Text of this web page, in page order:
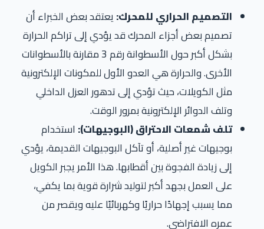
التصميم الحراري للمحرك:يعتقد بعض الخبراء أن
تصميم بعض أجزاء المحرك قد يؤدي إلى تراكم الحرارة
بشكل أكبر حول الأسطوانة رقم 3 مقارنة بالأسطوانات
الأخرى. والحرارة هي العدو الأول للمكونات الإلكترونية
مثل الكويلات، حيث تؤدي إلى تدهور العزل الداخلي
وتلف الدوائر الإلكترونية بمرور الوقت.
تلف شمعات الاحتراق (البوجيهات): استخدام
بوجيهات غير أصلية، أو تآكل البوجيهات القديمة، يؤدي
إلى زيادة الفجوة بين أقطابها. هذا الأمر يجبر الكويل
على العمل بجهد أكبر لتوليد شرارة قوية بما يكفي،
مما يسبب إجهادًا حراريًا وكهربائيًا عليه ويقصر من
عمره الافتراضي.